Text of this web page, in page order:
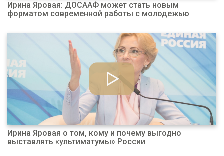
Ирина Яровая: ДОСААФ может стать новым
форматом современной работы с молодежью
Ирина Яровая о том, кому и почему выгодно
выставлять «ультиматумы» России